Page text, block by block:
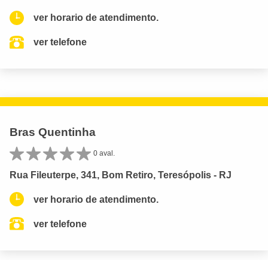
ver horario de atendimento.
ver telefone
Bras Quentinha
0 aval.
Rua Fileuterpe, 341, Bom Retiro, Teresópolis - RJ
ver horario de atendimento.
ver telefone